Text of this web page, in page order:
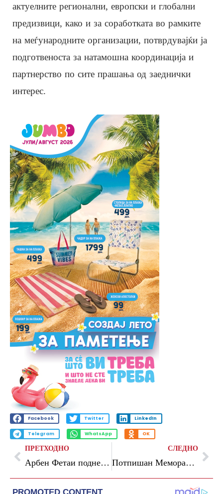
актуелните регионални, европски и глобални
предизвици, како и за соработката во рамките
на меѓународните организации, потврдувајќи ја
подготвеноста за натамошна координација и
партнерство по сите прашања од заеднички
интерес.
Facebook Twitter LinkedIn
Telegram WhatsApp OK
ПРЕТХОДНО
Арбен Фетаи поднесе оставка: вицепремиерот за добро владеење вели дека заминува со крената глава и чиста совест
СЛЕДНО
Потпишан Меморандум за соработка меѓу македонското и португалското јавно обвинителство